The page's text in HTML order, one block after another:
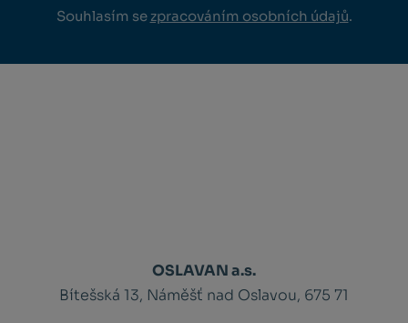
Souhlasím se zpracováním osobních údajů.
OSLAVAN a.s.
Bítešská 13, Náměšť nad Oslavou, 675 71